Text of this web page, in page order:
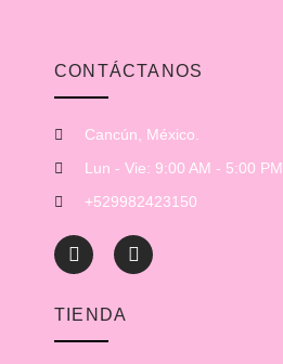
CONTÁCTANOS
Cancún, México.
Lun - Vie: 9:00 AM - 5:00 PM
+529982423150
TIENDA